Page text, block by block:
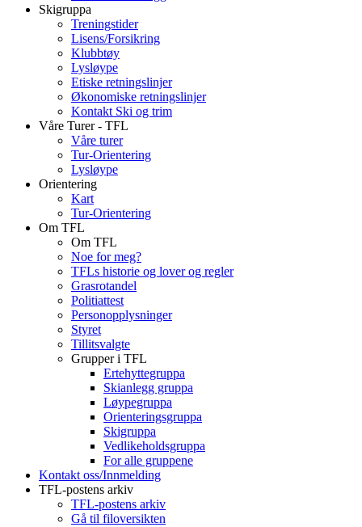
Skigruppa
Treningstider
Lisens/Forsikring
Klubbtøy
Lysløype
Etiske retningslinjer
Økonomiske retningslinjer
Kontakt Ski og trim
Våre Turer - TFL
Våre turer
Tur-Orientering
Lysløype
Orientering
Kart
Tur-Orientering
Om TFL
Om TFL
Noe for meg?
TFLs historie og lover og regler
Grasrotandel
Politiattest
Personopplysninger
Styret
Tillitsvalgte
Grupper i TFL
Ertehyttegruppa
Skianlegg gruppa
Løypegruppa
Orienteringsgruppa
Skigruppa
Vedlikeholdsgruppa
For alle gruppene
Kontakt oss/Innmelding
TFL-postens arkiv
TFL-postens arkiv
Gå til filoversikten